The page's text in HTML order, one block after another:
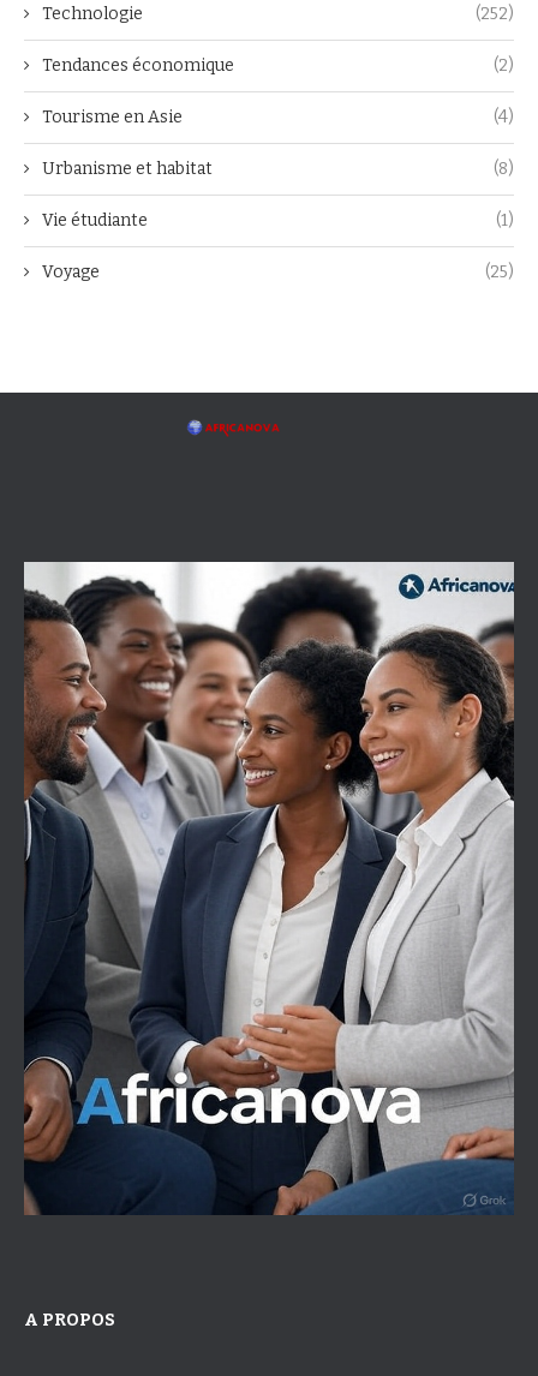
Technologie (252)
Tendances économique (2)
Tourisme en Asie (4)
Urbanisme et habitat (8)
Vie étudiante (1)
Voyage (25)
A PROPOS